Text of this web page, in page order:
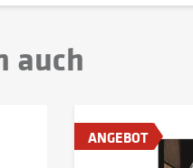
auch
ANGEBOT